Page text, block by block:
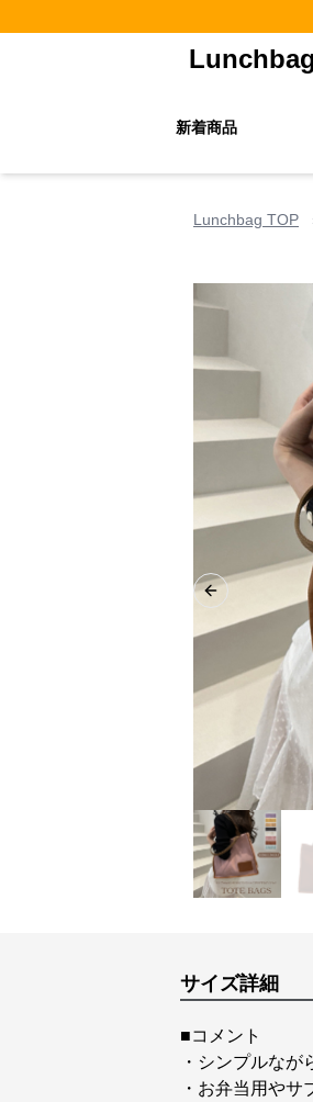
Lunchbag
新着商品
Lunchbag TOP
Previous slide
サイズ詳細
■コメント
・シンプルな
・お弁当用や